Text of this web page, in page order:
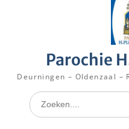
Parochie
Deurningen – Oldenzaal –
Search
for: